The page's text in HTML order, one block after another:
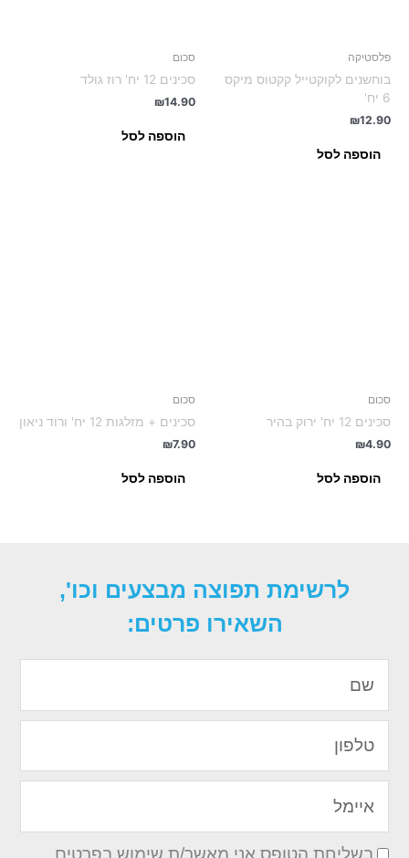
פלסטיקה
בוחשנים לקוקטייל קקטוס מיקס
6 יח'
₪12.90
הוספה לסל
סכום
סכינים 12 יח' רוז גולד
₪14.90
הוספה לסל
סכום
סכינים 12 יח' ירוק בהיר
₪4.90
הוספה לסל
סכום
סכינים + מזלגות 12 יח' ורוד ניאון
₪7.90
הוספה לסל
לרשימת תפוצה מבצעים וכו',
השאירו פרטים:
בשליחת הטופס אני מאשר/ת שימוש בפרטים